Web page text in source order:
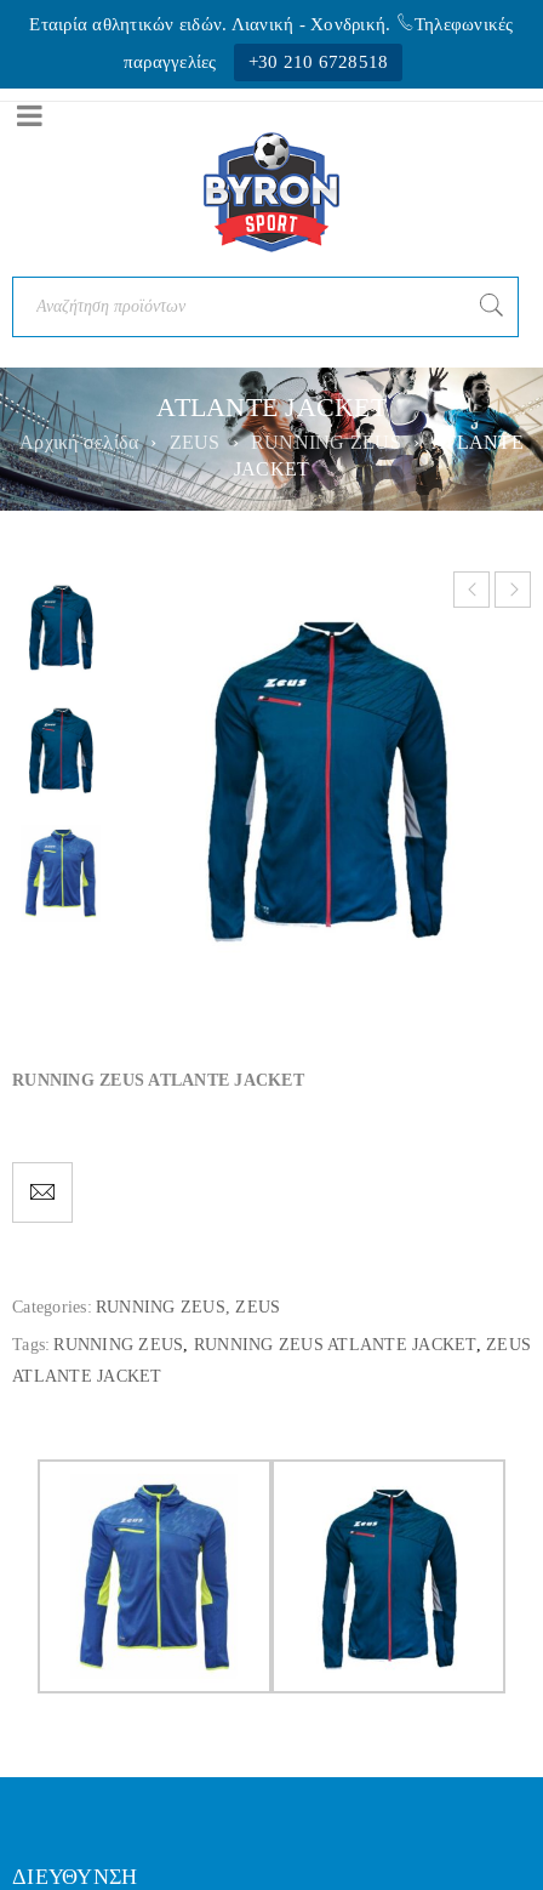
Εταιρία αθλητικών ειδών. Λιανική - Xονδρική.
Τηλεφωνικές
παραγγελίες
+30 210 6728518
ATLANTE JACKET
Αρχική σελίδα › ZEUS › RUNNING ZEUS › ATLANTE
JACKET
RUNNING ZEUS ATLANTE JACKET
Categories: RUNNING ZEUS,ZEUS
Tags: RUNNING ZEUS, RUNNING ZEUS ATLANTE JACKET, ZEUS
ATLANTE JACKET
ΔΙΕΥΘΥΝΣΗ